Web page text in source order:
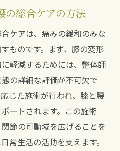
の総合ケアの方法
ケアは、痛みの緩和のみな
ものです。まず、膝の変形
軽減するためには、整体師
の詳細な評価が不可欠で
じた施術が行われ、膝と腰
ートされます。この施術
節の可動域を広げることを
常生活の活動を支えます。